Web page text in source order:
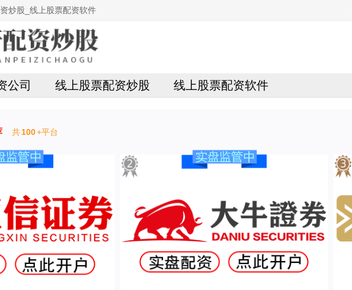
炒股_线上股票配资软件
公司 线上股票配资炒股 线上股票配资软件
共100+平台